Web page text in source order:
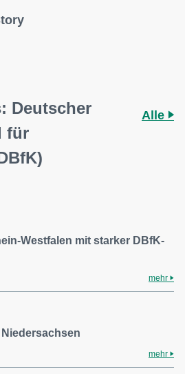
Deutscher
für
Alle
Westfalen mit starker DBfK-
mehr
mehr